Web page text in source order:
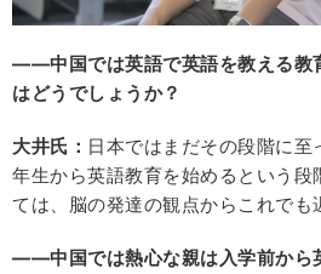
――中国では英語で英語を教える教
はどうでしょうか？
大井氏： 日本ではまだその段階に
年生から英語教育を始めるという段
ては、脳の発達の観点からこれでも
――中国では熱心な親は入学前から